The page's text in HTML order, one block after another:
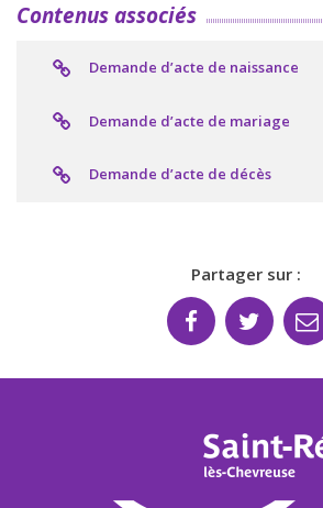
Contenus associés
Demande d’acte de naissance
Demande d’acte de mariage
Demande d’acte de décès
Partager sur :